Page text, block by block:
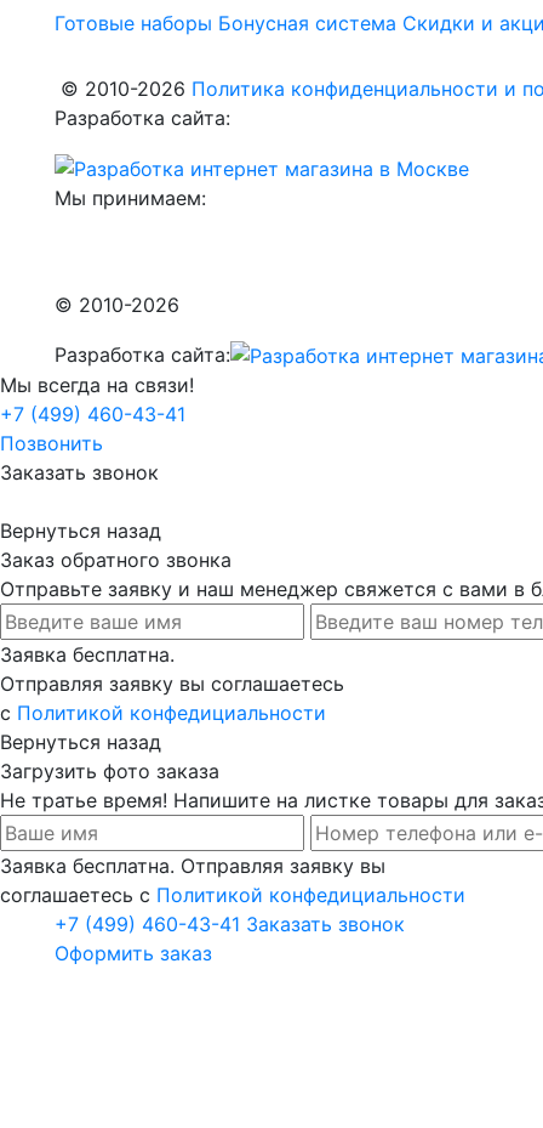
Готовые наборы Бонусная система Скидки и
© 2010-2026 Политика конфиденциальности и
Разработка сайта:
Мы принимаем:
© 2010-2026
Разработка сайта:
Мы всегда на связи!
+7 (499) 460-43-41
Позвонить
Заказать звонок
Вернуться назад
Заказ обратного звонка
Отправьте заявку и наш менеджер свяжется с вами в
Заявка бесплатна.
Отправляя заявку вы соглашаетесь
с Политикой конфедициальности
Вернуться назад
Загрузить фото заказа
Не тратье время! Напишите на листке товары для
Заявка бесплатна. Отправляя заявку вы
соглашаетесь с Политикой конфедициальности
+7 (499) 460-43-41 Заказать звонок
Оформить заказ